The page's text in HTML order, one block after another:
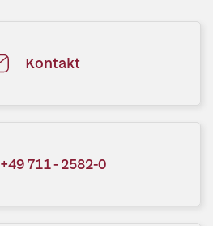
Kontakt
+49 711 - 2582-0